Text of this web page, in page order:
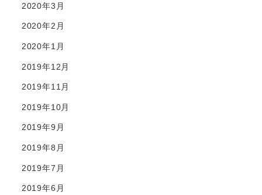
2020年3月
2020年2月
2020年1月
2019年12月
2019年11月
2019年10月
2019年9月
2019年8月
2019年7月
2019年6月